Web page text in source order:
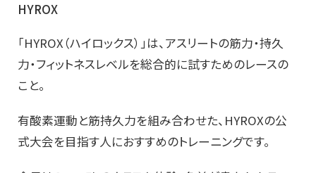
HYROX
「HYROX（ハイロックス）」は、アスリートの筋力・持久
力・フィットネスレベルを総合的に試すためのレースの
こと。
有酸素運動と筋持久力を組み合わせた、HYROXの公
式大会を目指す人におすすめのトレーニングです。